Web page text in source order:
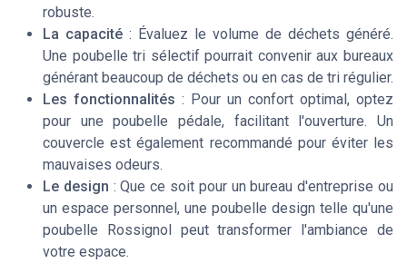
robuste.
La capacité : Évaluez le volume de déchets généré.
Une poubelle tri sélectifpourrait convenir aux bureaux
générant beaucoup de déchets ou en cas de tri régulier.
Les fonctionnalités : Pour un confort optimal, optez
pour unepoubelle pédale, facilitant l'ouverture. Un
couvercle est également recommandé pour éviter les
mauvaises odeurs.
Le design : Que ce soit pour un bureau d'entreprise ou
un espace personnel, une poubelle design telle qu'une
poubelle Rossignolpeut transformer l'ambiance de
votre espace.